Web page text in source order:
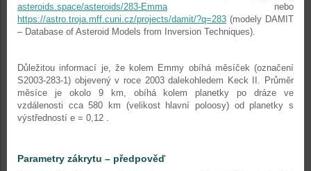
asteroids.space/asteroids/283-Emmanebo
https://astro.troja.mff.cuni.cz/projects/damit/?q=283 (modely DAMIT
– Database of Asteroid Models from Inversion Techniques).
Důležitou informací je, že kolem Emmy obíhá měsíček (označení
S2003-283-1) objevený v roce 2003 dalekohledem Keck II. Průměr
měsíce je okolo 9 km, obíhá kolem planetky po dráze ve
vzdálenosti cca 580 km (velikost hlavní poloosy) od planetky s
výstředností e = 0,12 .
Parametry zákrytu – předpověď